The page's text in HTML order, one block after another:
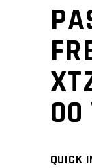
00
QUICK